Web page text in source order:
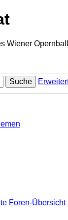
Wiener
Suche
Foren-Übersicht